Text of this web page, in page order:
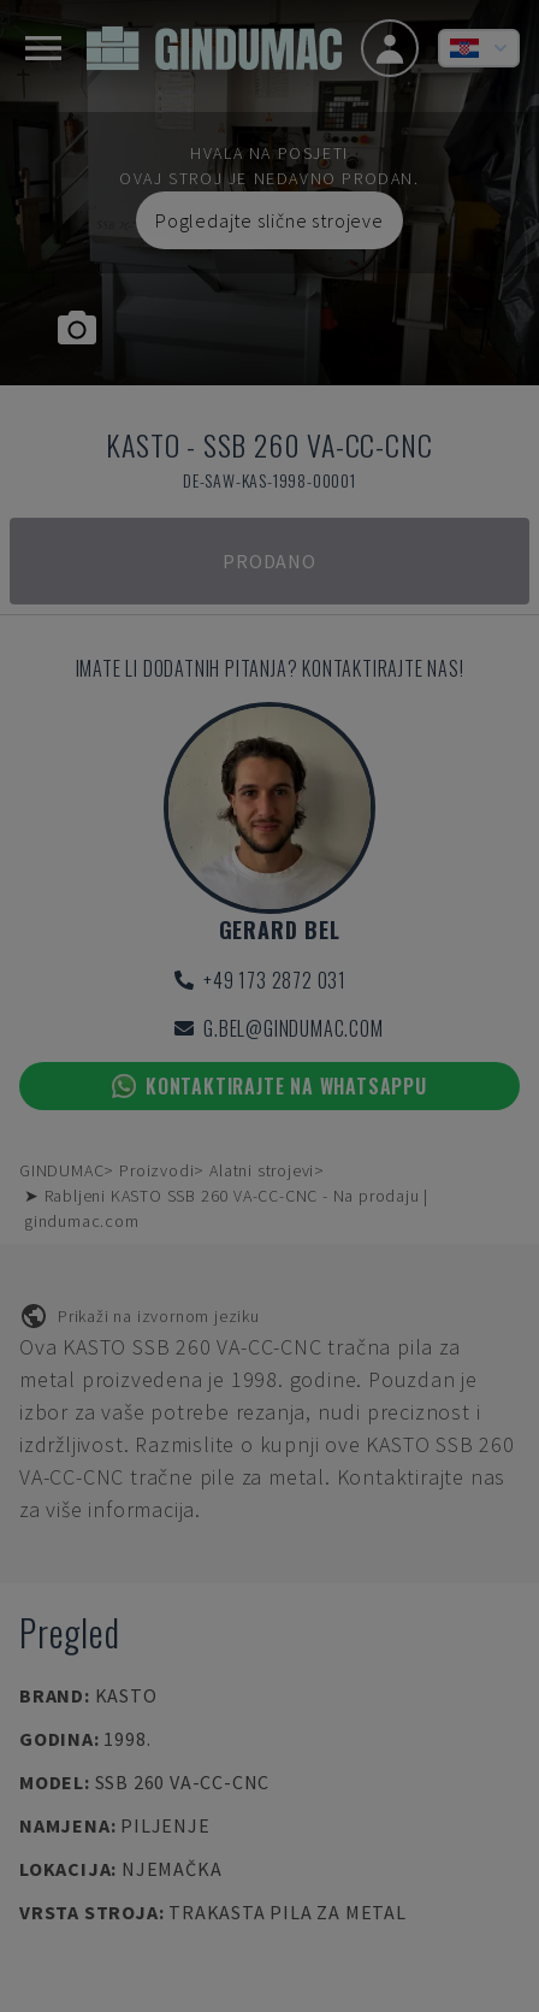
HVALA NA POSJETI
OVAJ STROJ JE NEDAVNO PRODAN.
Pogledajte slične strojeve
KASTO - SSB 260 VA-CC-CNC
DE-SAW-KAS-1998-00001
PRODANO
IMATE LI DODATNIH PITANJA? KONTAKTIRAJTE NAS!
GERARD BEL
+49 173 2872 031
G.BEL@GINDUMAC.COM
KONTAKTIRAJTE NA WHATSAPPU
GINDUMAC Proizvodi
Alatni strojevi
➤ Rabljeni KASTO SSB 260 VA-CC-CNC - Na prodaju |
gindumac.com
Prikaži na izvornom jeziku
Ova KASTO SSB 260 VA-CC-CNC tračna pila za
metal proizvedena je 1998. godine. Pouzdan je
izbor za vaše potrebe rezanja, nudi preciznost i
izdržljivost. Razmislite o kupnji ove KASTO SSB 260
VA-CC-CNC tračne pile za metal. Kontaktirajte nas
za više informacija.
Pregled
BRAND: KASTO
GODINA: 1998.
MODEL: SSB 260 VA-CC-CNC
NAMJENA: PILJENJE
LOKACIJA: NJEMAČKA
VRSTA STROJA: TRAKASTA PILA ZA METAL